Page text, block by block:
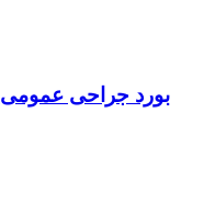
راهنمای جامع آزمون آسکی osce بورد جراحی عمومی